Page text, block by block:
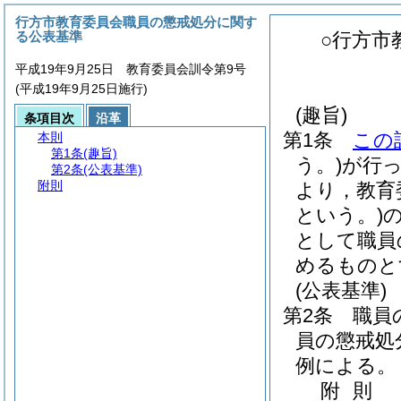
○行方市
(趣旨)
第1条
この
う。)が行
より，教
という。)
として職
めるもの
(公表基準)
第2条
職員
員の懲戒
例による。
附 則
行方市教育委員会職員の懲戒処分に関す
る公表基準
平成19年9月25日 教育委員会訓令第9号
(平成19年9月25日施行)
条項目次
沿革
本則
第1条(趣旨)
第2条(公表基準)
附則